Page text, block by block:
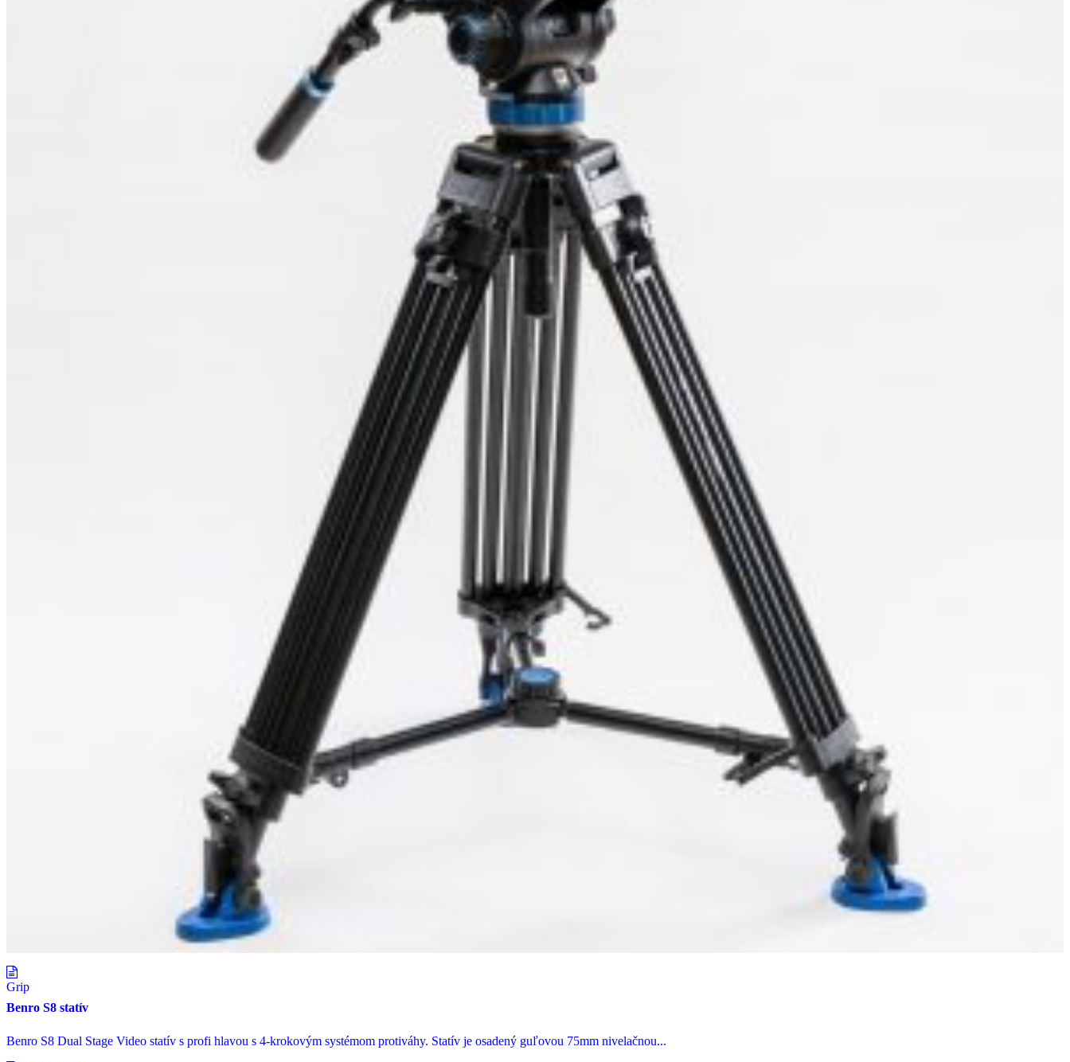
Grip
Benro S8 statív
Benro S8 Dual Stage Video statív s profi hlavou s 4-krokovým systémom protiváhy. Statív je osadený guľovou 75mm nivelačnou...